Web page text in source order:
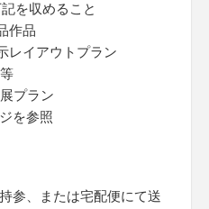
を収めること
作品
レイアウトプラン
プラン
を参照
参、または宅配便にて送